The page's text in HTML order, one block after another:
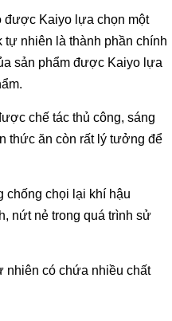
được Kaiyo lựa chọn một
nhiên là thành phần chính
sản phẩm được Kaiyo lựa
chế tác thủ công, sáng
thức ăn còn rất lý tưởng để
chống chọi lại khí hậu
nứt nẻ trong quá trình sử
nhiên có chứa nhiều chất